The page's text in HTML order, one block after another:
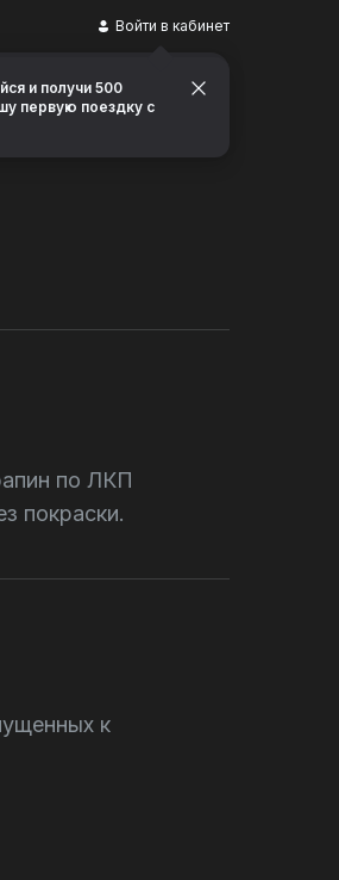
Войти в кабинет
Заказать звонок
по ЛКП
покраски.
к
и получи 500
первую поездку с